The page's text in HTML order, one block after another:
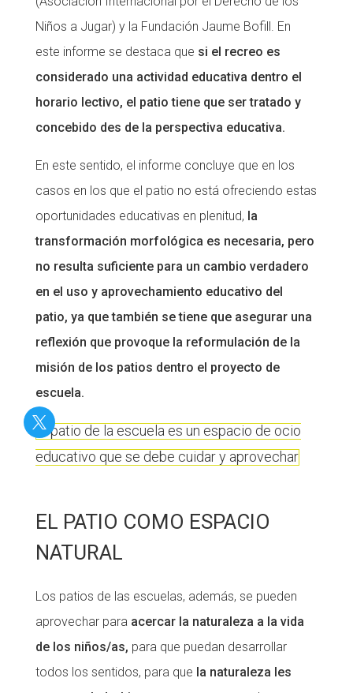
Niños a Jugar) y la Fundación Jaume Bofill. En
este informe se destaca que si el recreo es
considerado una actividad educativa dentro el
horario lectivo, el patio tiene que ser tratado y
concebido des de la perspectiva educativa.
En este sentido, el informe concluye que en los
casos en los que el patio no está ofreciendo estas
oportunidades educativas en plenitud, la
transformación morfológica es necesaria, pero
no resulta suficiente para un cambio verdadero
en el uso y aprovechamiento educativo del
patio, ya que también se tiene que asegurar una
reflexión que provoque la reformulación de la
misión de los patios dentro el proyecto de
escuela.
El patio de la escuela es un espacio de ocio
educativo que se debe cuidar y aprovechar
EL PATIO COMO ESPACIO
NATURAL
Los patios de las escuelas, además, se pueden
aprovechar para acercar la naturaleza a la vida
de los niños/as, para que puedan desarrollar
todos los sentidos, para que la naturaleza les
COL·LABORA
Fes voluntariat
Fes un donatiu